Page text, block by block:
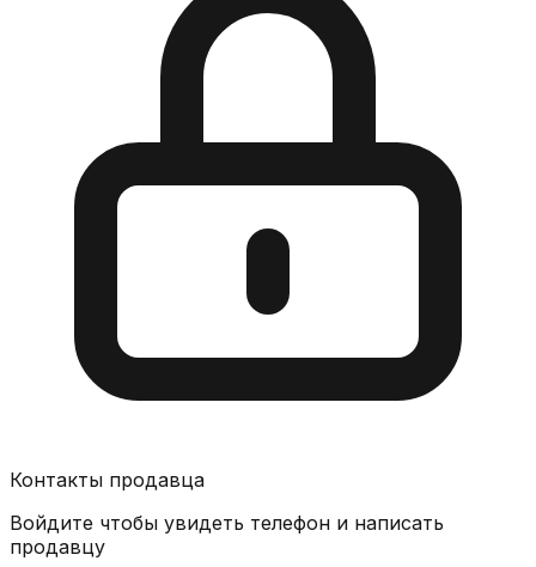
Контакты продавца
Войдите чтобы увидеть телефон и написать
продавцу